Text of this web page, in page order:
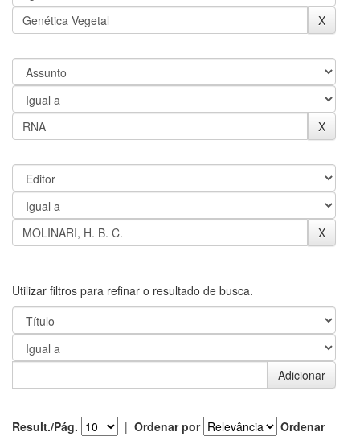
Utilizar filtros para refinar o resultado de busca.
Result./Pág. | Ordenar por
Ordenar